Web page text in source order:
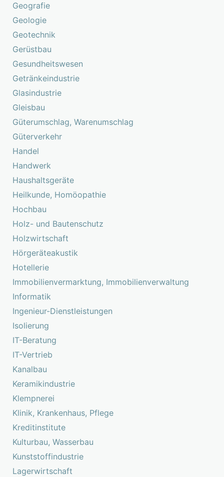
Geografie
Geologie
Geotechnik
Gerüstbau
Gesundheitswesen
Getränkeindustrie
Glasindustrie
Gleisbau
Güterumschlag, Warenumschlag
Güterverkehr
Handel
Handwerk
Haushaltsgeräte
Heilkunde, Homöopathie
Hochbau
Holz- und Bautenschutz
Holzwirtschaft
Hörgeräteakustik
Hotellerie
Immobilienvermarktung, Immobilienverwaltung
Informatik
Ingenieur-Dienstleistungen
Isolierung
IT-Beratung
IT-Vertrieb
Kanalbau
Keramikindustrie
Klempnerei
Klinik, Krankenhaus, Pflege
Kreditinstitute
Kulturbau, Wasserbau
Kunststoffindustrie
Lagerwirtschaft